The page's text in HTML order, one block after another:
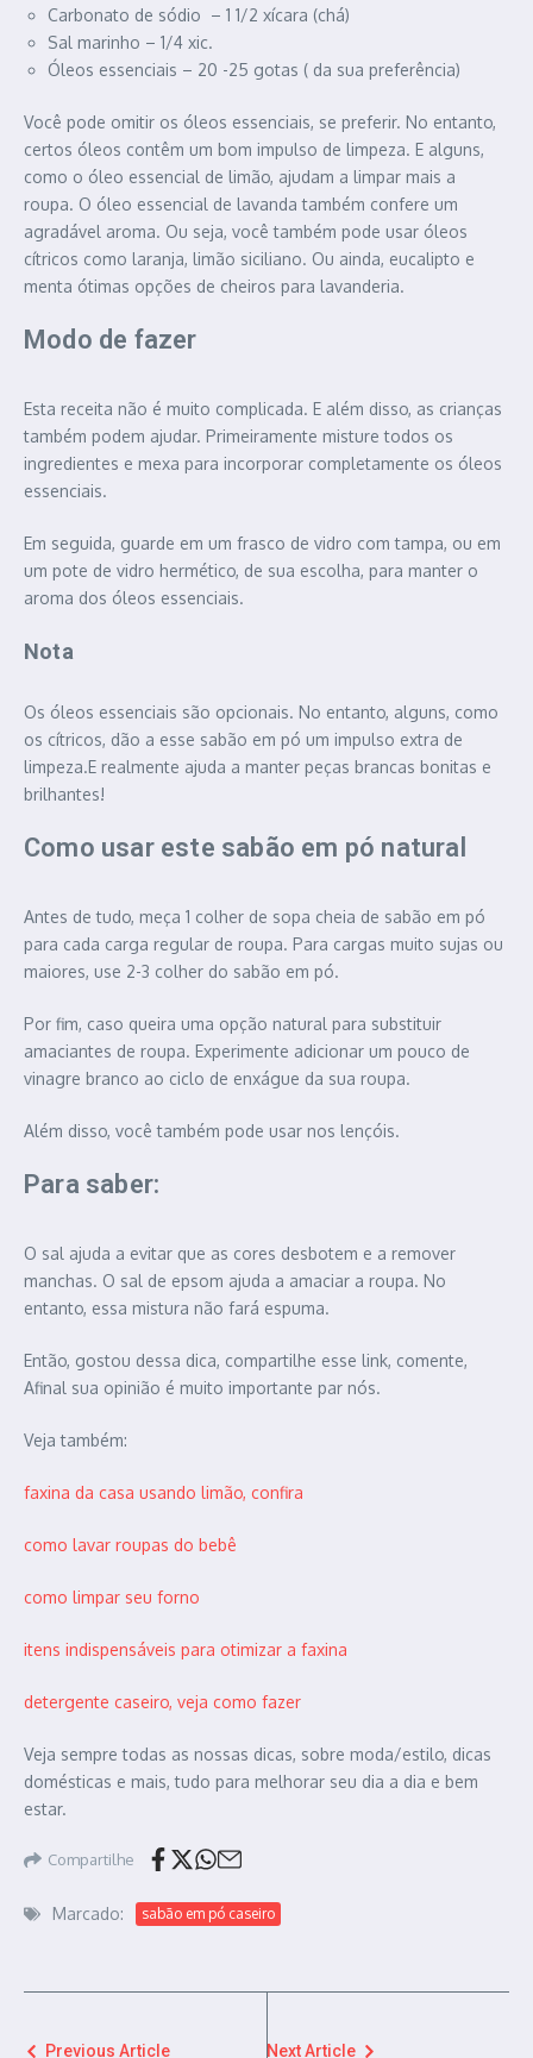
Carbonato de sódio – 1 1/2 xícara (chá)
Sal marinho – 1/4 xic.
Óleos essenciais – 20 -25 gotas ( da sua preferência)
Você pode omitir os óleos essenciais, se preferir. No entanto,
certos óleos contêm um bom impulso de limpeza. E alguns,
como o óleo essencial de limão, ajudam a limpar mais a
roupa. O óleo essencial de lavanda também confere um
agradável aroma. Ou seja, você também pode usar óleos
cítricos como laranja, limão siciliano. Ou ainda, eucalipto e
menta ótimas opções de cheiros para lavanderia.
Modo de fazer
Esta receita não é muito complicada. E além disso, as crianças
também podem ajudar. Primeiramente misture todos os
ingredientes e mexa para incorporar completamente os óleos
essenciais.
Em seguida, guarde em um frasco de vidro com tampa, ou em
um pote de vidro hermético, de sua escolha, para manter o
aroma dos óleos essenciais.
Nota
Os óleos essenciais são opcionais. No entanto, alguns, como
os cítricos, dão a esse sabão em pó um impulso extra de
limpeza.E realmente ajuda a manter peças brancas bonitas e
brilhantes!
Como usar este sabão em pó natural
Antes de tudo, meça 1 colher de sopa cheia de sabão em pó
para cada carga regular de roupa. Para cargas muito sujas ou
maiores, use 2-3 colher do sabão em pó.
Por fim, caso queira uma opção natural para substituir
amaciantes de roupa. Experimente adicionar um pouco de
vinagre branco ao ciclo de enxágue da sua roupa.
Além disso, você também pode usar nos lençóis.
Para saber:
O sal ajuda a evitar que as cores desbotem e a remover
manchas. O sal de epsom ajuda a amaciar a roupa. No
entanto, essa mistura não fará espuma.
Então, gostou dessa dica, compartilhe esse link, comente,
Afinal sua opinião é muito importante par nós.
Veja também:
faxina da casa usando limão, confira
como lavar roupas do bebê
como limpar seu forno
itens indispensáveis para otimizar a faxina
detergente caseiro, veja como fazer
Veja sempre todas as nossas dicas, sobre moda/estilo, dicas
domésticas e mais, tudo para melhorar seu dia a dia e bem
estar.
Compartilhe
Marcado: sabão em pó caseiro
Previous Article Next Article